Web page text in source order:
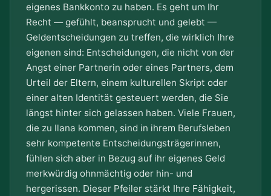
eigenes Bankkonto zu haben. Es geht um Ihr
Recht — gefühlt, beansprucht und gelebt —
Geldentscheidungen zu treffen, die wirklich Ihre
eigenen sind: Entscheidungen, die nicht von der
Angst einer Partnerin oder eines Partners, dem
Urteil der Eltern, einem kulturellen Skript oder
einer alten Identität gesteuert werden, die Sie
längst hinter sich gelassen haben. Viele Frauen,
die zu Ilana kommen, sind in ihrem Berufsleben
sehr kompetente Entscheidungsträgerinnen,
fühlen sich aber in Bezug auf ihr eigenes Geld
merkwürdig ohnmächtig oder hin- und
hergerissen. Dieser Pfeiler stärkt Ihre Fähigkeit,